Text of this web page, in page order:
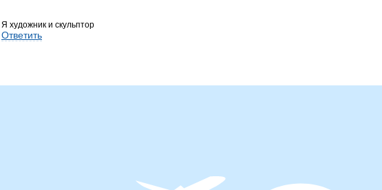
Я художник и скульптор
Ответить